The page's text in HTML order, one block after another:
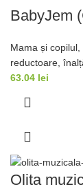
BabyJem
Mama și copilul
reductoare,
63.04 lei
Olita